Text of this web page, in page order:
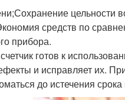
цельности
средств по
прибора.
готов к
и исправляет их.
до истечения